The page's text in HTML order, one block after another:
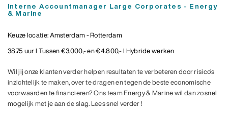
Interne Accountmanager Large Corporates - Energy
& Marine
Keuze locatie: Amsterdam - Rotterdam
38.75 uur l Tussen €3,000,- en €4.800,- l Hybride werken
Wil jij onze klanten verder helpen resultaten te verbeteren door risico’s
inzichtelijk te maken, over te dragen en tegen de beste economische
voorwaarden te financieren? Ons team Energy & Marine wil dan zo snel
mogelijk met je aan de slag. Lees snel verder !